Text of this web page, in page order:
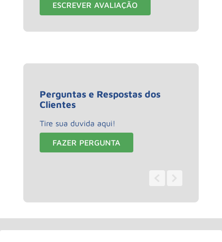
ESCREVER AVALIAÇÃO
Perguntas e Respostas dos
Clientes
Tire sua duvida aqui!
FAZER PERGUNTA